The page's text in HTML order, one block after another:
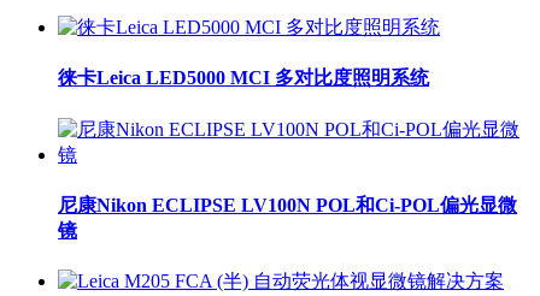
徕卡Leica LED5000 MCI 多对比度照明系统
尼康Nikon ECLIPSE LV100N POL和Ci-POL偏光显微
镜